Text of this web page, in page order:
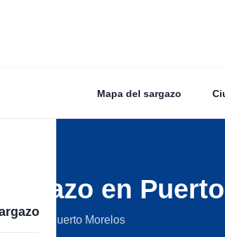
Mapa del sargazo
en
de Puerto Morelos